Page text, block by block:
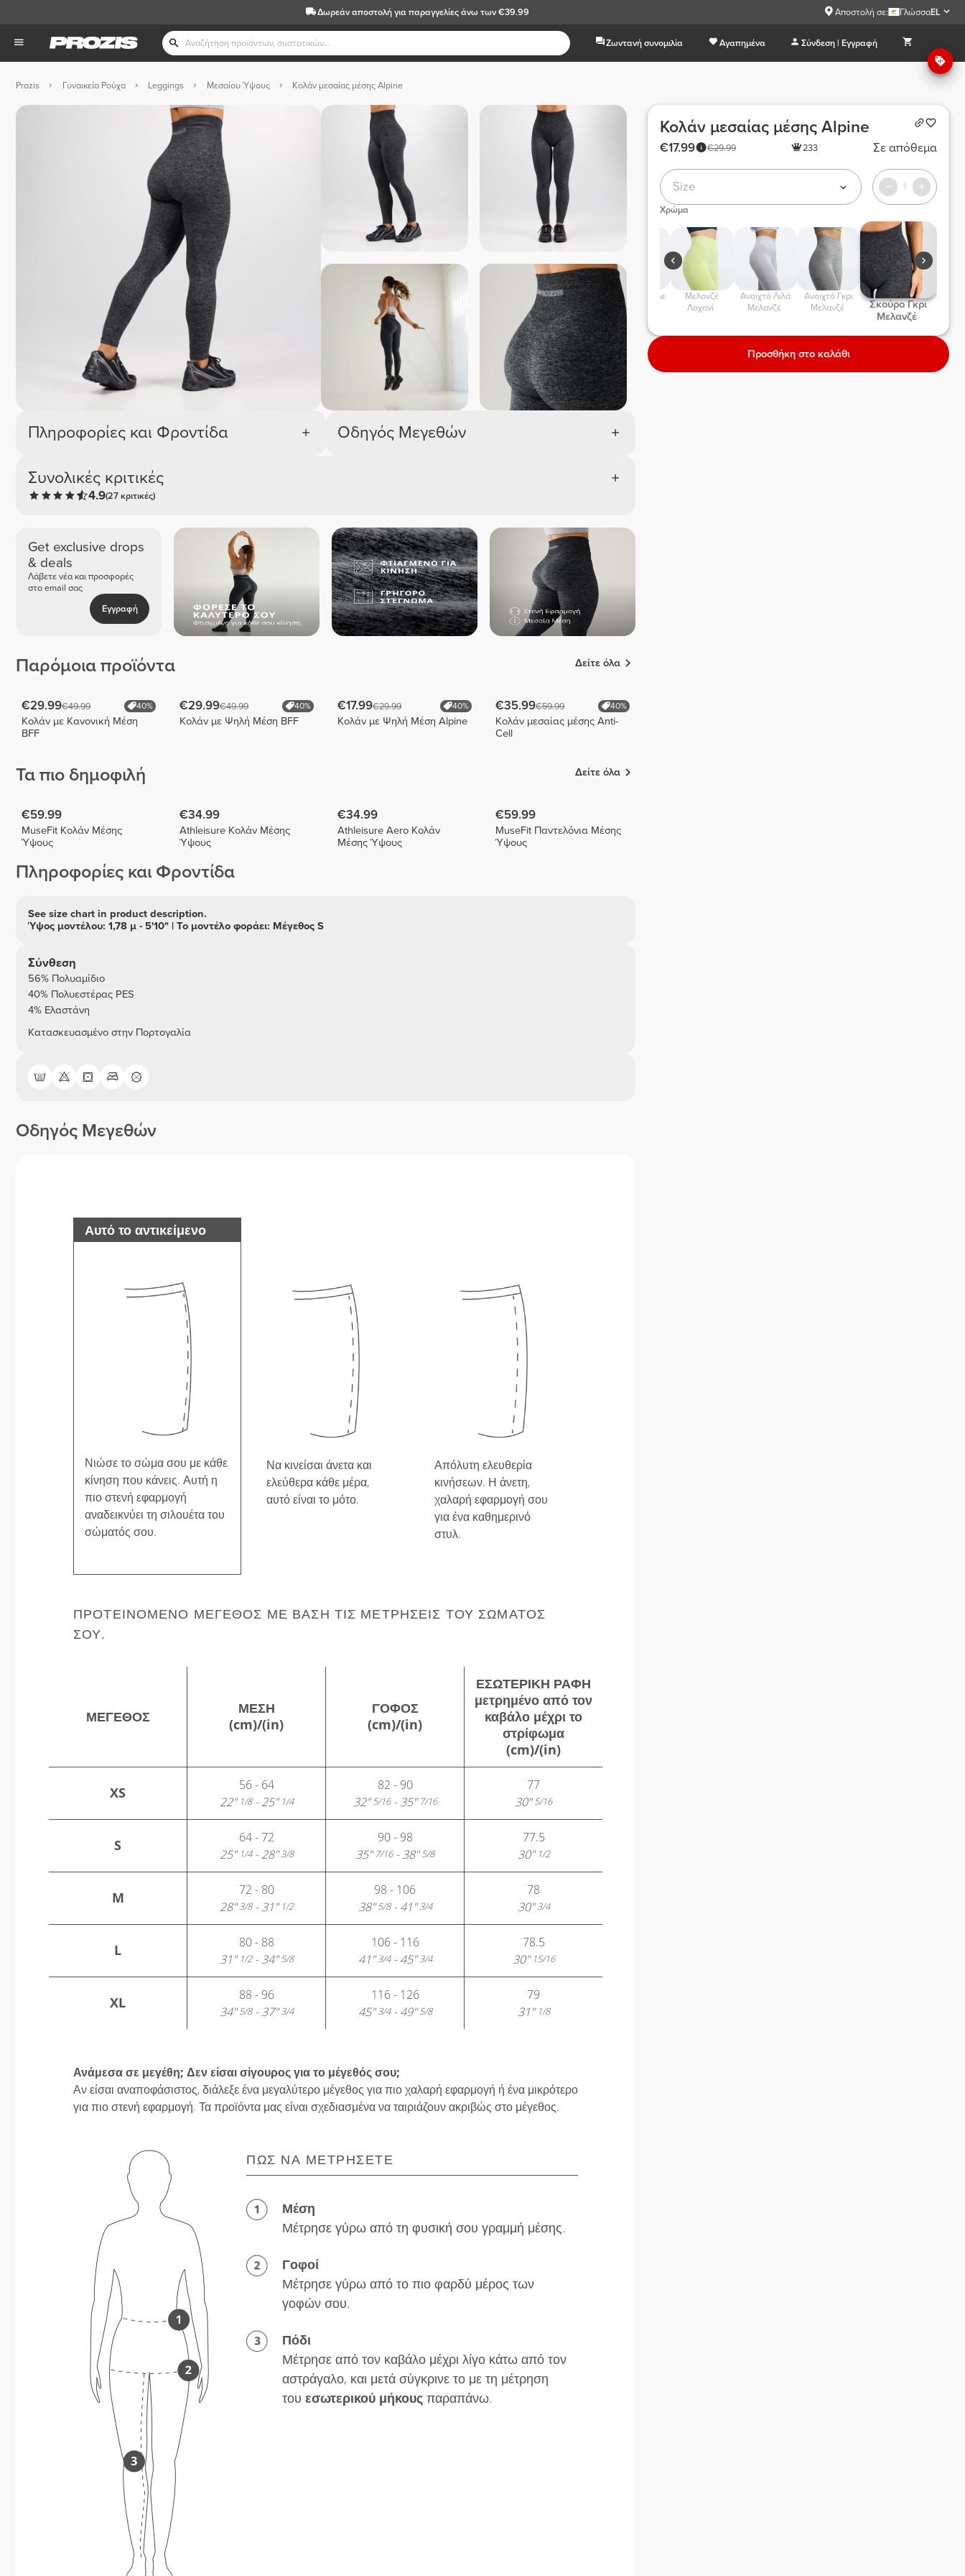
Δωρεάν αποστολήγια παραγγελίες άνω των €39.99 Αποστολή σε: ΓλώσσαEL
Ζωντανή συνομιλία Αγαπημένα Σύνδεση | Εγγραφή
Prozis Γυναικεία Ρούχα Leggings Μεσαίου Ύψους Κολάν μεσαίας μέσης Alpine
Πληροφορίες και Φροντίδα
Συνολικές κριτικές
4.9(27 κριτικές)
Οδηγός Μεγεθών
Get exclusive drops
& deals
Λάβετε νέα και προσφορές
στο email σας
Εγγραφή
Παρόμοια προϊόντα Δείτε όλα
€29.99€49.99 40%
Κολάν με Κανονική Μέση
BFF
€29.99€49.99 40%
Κολάν με Ψηλή Μέση BFF
€17.99€29.99 40%
Κολάν με Ψηλή Μέση Alpine
€35.99€59.99 40%
Κολάν μεσαίας μέσης Anti-
Cell
Τα πιο δημοφιλή Δείτε όλα
€59.99
MuseFit Κολάν Μέσης
Ύψους
€34.99
Athleisure Κολάν Μέσης
Ύψους
€34.99
Athleisure Aero Κολάν
Μέσης Ύψους
€59.99
MuseFit Παντελόνια Μέσης
Ύψους
Πληροφορίες και Φροντίδα
See size chart in product description.
Ύψος μοντέλου: 1,78 μ - 5'10" | Το μοντέλο φοράει: Μέγεθος S
Σύνθεση
56% Πολυαμίδιο
40% Πολυεστέρας PES
4% Ελαστάνη
Κατασκευασμένο στην Πορτογαλία
Οδηγός Μεγεθών
Αυτό το αντικείμενο
Νιώσε το σώμα σου με κάθε
κίνηση που κάνεις. Αυτή η
πιο στενή εφαρμογή
αναδεικνύει τη σιλουέτα του
σώματός σου.
Να κινείσαι άνετα και
ελεύθερα κάθε μέρα,
αυτό είναι το μότο.
Απόλυτη ελευθερία
κινήσεων. Η άνετη,
χαλαρή εφαρμογή σου
για ένα καθημερινό
στυλ.
ΠΡΟΤΕΙΝΌΜΕΝΟ ΜΈΓΕΘΟΣ ΜΕ ΒΆΣΗ ΤΙΣ ΜΕΤΡΉΣΕΙΣ ΤΟΥ ΣΏΜΑΤΌΣ
ΣΟΥ.
ΜΈΓΕΘΟΣ
ΜΈΣΗ
(cm)/(in)
ΓΟΦΌΣ
(cm)/(in)
ΕΣΩΤΕΡΙΚΉ ΡΑΦΉ
μετρημένο από τον
καβάλο μέχρι το
στρίφωμα
(cm)/(in)
XS
56 - 64
22"1/8- 25"1/4
82 - 90
32"5/16- 35"7/16
77
30"5/16
S
64 - 72
25"1/4- 28"3/8
90 - 98
35"7/16- 38"5/8
77.5
30"1/2
M
72 - 80
28"3/8- 31"1/2
98 - 106
38"5/8- 41"3/4
78
30"3/4
L
80 - 88
31"1/2- 34"5/8
106 - 116
41"3/4- 45"3/4
78.5
30"15/16
XL
88 - 96
34"5/8- 37"3/4
116 - 126
45"3/4- 49"5/8
79
31"1/8
Ανάμεσα σε μεγέθη; Δεν είσαι σίγουρος για το μέγεθός σου;
Αν είσαι αναποφάσιστος, διάλεξε ένα μεγαλύτερο μέγεθος για πιο χαλαρή εφαρμογή ή ένα μικρότερο
για πιο στενή εφαρμογή. Τα προϊόντα μας είναι σχεδιασμένα να ταιριάζουν ακριβώς στο μέγεθος.
ΠΏΣ ΝΑ ΜΕΤΡΉΣΕΤΕ
Μέση
Μέτρησε γύρω από τη φυσική σου γραμμή μέσης.
Γοφοί
Μέτρησε γύρω από το πιο φαρδύ μέρος των
γοφών σου.
Πόδι
Μέτρησε από τον καβάλο μέχρι λίγο κάτω από τον
αστράγαλο, και μετά σύγκρινε το με τη μέτρηση
του εσωτερικού μήκους παραπάνω.
Κολάν μεσαίας μέσης Alpine
€29.99
€17.99 233 Σε απόθεμα
Size 1
Χρώμα
Λευκό
Μελανζέ
Λαχανί
Μελανζέ
Μελανζέ
Σκούρο Γκρι
Μελανζέ
Προσθήκη στο καλάθι